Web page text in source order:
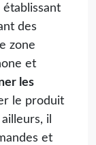
des
zone
et
les
le produit
il
et